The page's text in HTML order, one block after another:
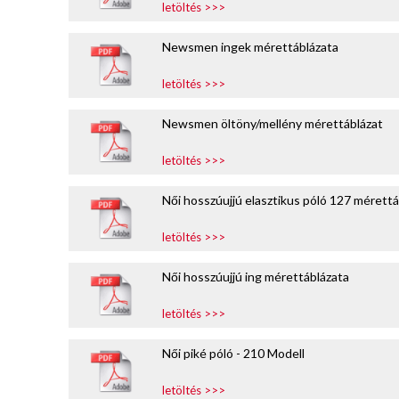
letöltés >>>
Newsmen ingek mérettáblázata
letöltés >>>
Newsmen öltöny/mellény mérettáblázat
letöltés >>>
Női hosszúujjú elasztikus póló 127
letöltés >>>
Női hosszúujjú ing mérettáblázata
letöltés >>>
Női piké póló - 210 Modell
letöltés >>>